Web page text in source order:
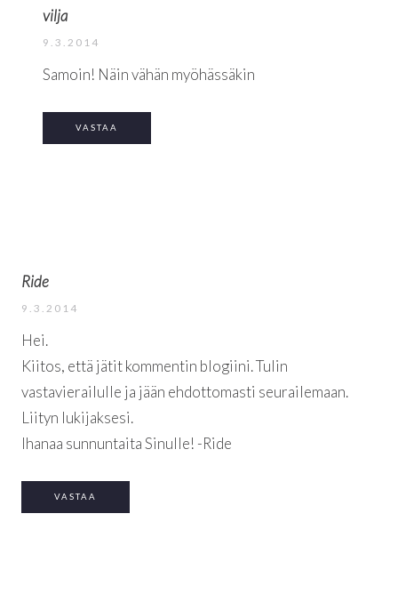
vilja
9.3.2014
Samoin! Näin vähän myöhässäkin
VASTAA
Ride
9.3.2014
Hei.
Kiitos, että jätit kommentin blogiini. Tulin
vastavierailulle ja jään ehdottomasti seurailemaan.
Liityn lukijaksesi.
Ihanaa sunnuntaita Sinulle! -Ride
VASTAA